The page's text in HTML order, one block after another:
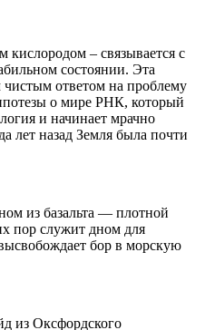
кислородом – связывается с
состоянии. Эта
чистым ответом на проблему
о мире РНК, который
и начинает мрачно
лет назад Земля была почти
из базальта — плотной
пор служит дном для
бор в морскую
из Оксфордского